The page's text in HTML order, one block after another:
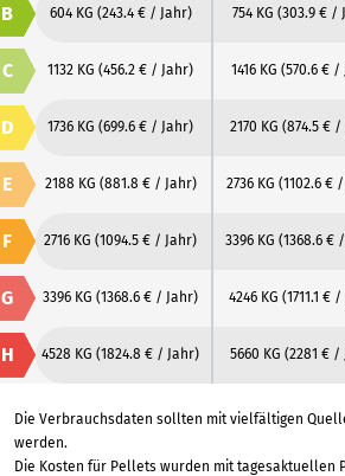
B 604 KG (243.4 € / Jahr) 754 KG (303.9 € /
C 1132 KG (456.2 € / Jahr) 1416 KG (570.6 € /
D 1736 KG (699.6 € / Jahr) 2170 KG (874.5 € /
E 2188 KG (881.8 € / Jahr) 2736 KG (1102.6 €
F 2716 KG (1094.5 € / Jahr) 3396 KG (1368.6 €
G 3396 KG (1368.6 € / Jahr) 4246 KG (1711.1 €
H 4528 KG (1824.8 € / Jahr) 5660 KG (2281 € /
Die Verbrauchsdaten sollten mit vielfältigen
werden.
Die Kosten für Pellets wurden mit tagesaktuellen